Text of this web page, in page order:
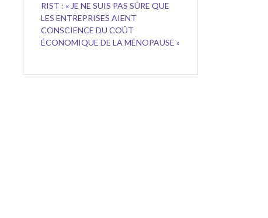
RIST : « JE NE SUIS PAS SÛRE QUE
LES ENTREPRISES AIENT
CONSCIENCE DU COÛT
ÉCONOMIQUE DE LA MÉNOPAUSE »